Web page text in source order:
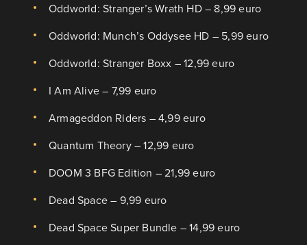
Oddworld: Stranger’s Wrath HD – 8,99 euro
Oddworld: Munch’s Oddysee HD – 5,99 euro
Oddworld: Stranger Boxx – 12,99 euro
I Am Alive – 7,99 euro
Armageddon Riders – 4,99 euro
Quantum Theory – 12,99 euro
DOOM 3 BFG Edition – 21,99 euro
Dead Space – 9,99 euro
Dead Space Super Bundle – 14,99 euro